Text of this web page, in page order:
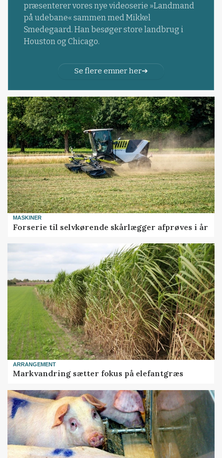
præsenterer vores nye videoserie »Landmand
på udebane« sammen med Mikkel
Smedegaard. Han besøger store landbrug i
Houston og Chicago.
Se flere emner her
MASKINER
Forserie til selvkørende skårlægger afprøves i år
ARRANGEMENT
Markvandring sætter fokus på elefantgræs